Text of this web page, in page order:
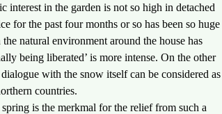
interest in the garden is not so high in detached
for the past four months or so has been so huge
natural environment around the house has
being liberated’ is more intense. On the other
with the snow itself can be considered as
countries.
is the merkmal for the relief from such a